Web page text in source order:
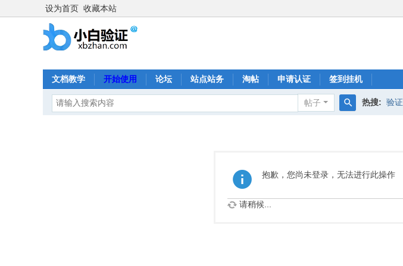
设为首页 收藏本站
文档教学 开始使用 论坛 站点站务 淘帖 申请认证 签到挂机
帖子 热搜: 验证
抱歉，您尚未登录，无法进行此操作
请稍候...